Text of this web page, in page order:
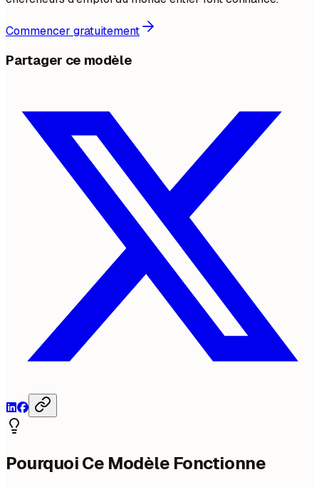
Commencer gratuitement
Partager ce modèle
Pourquoi Ce Modèle Fonctionne